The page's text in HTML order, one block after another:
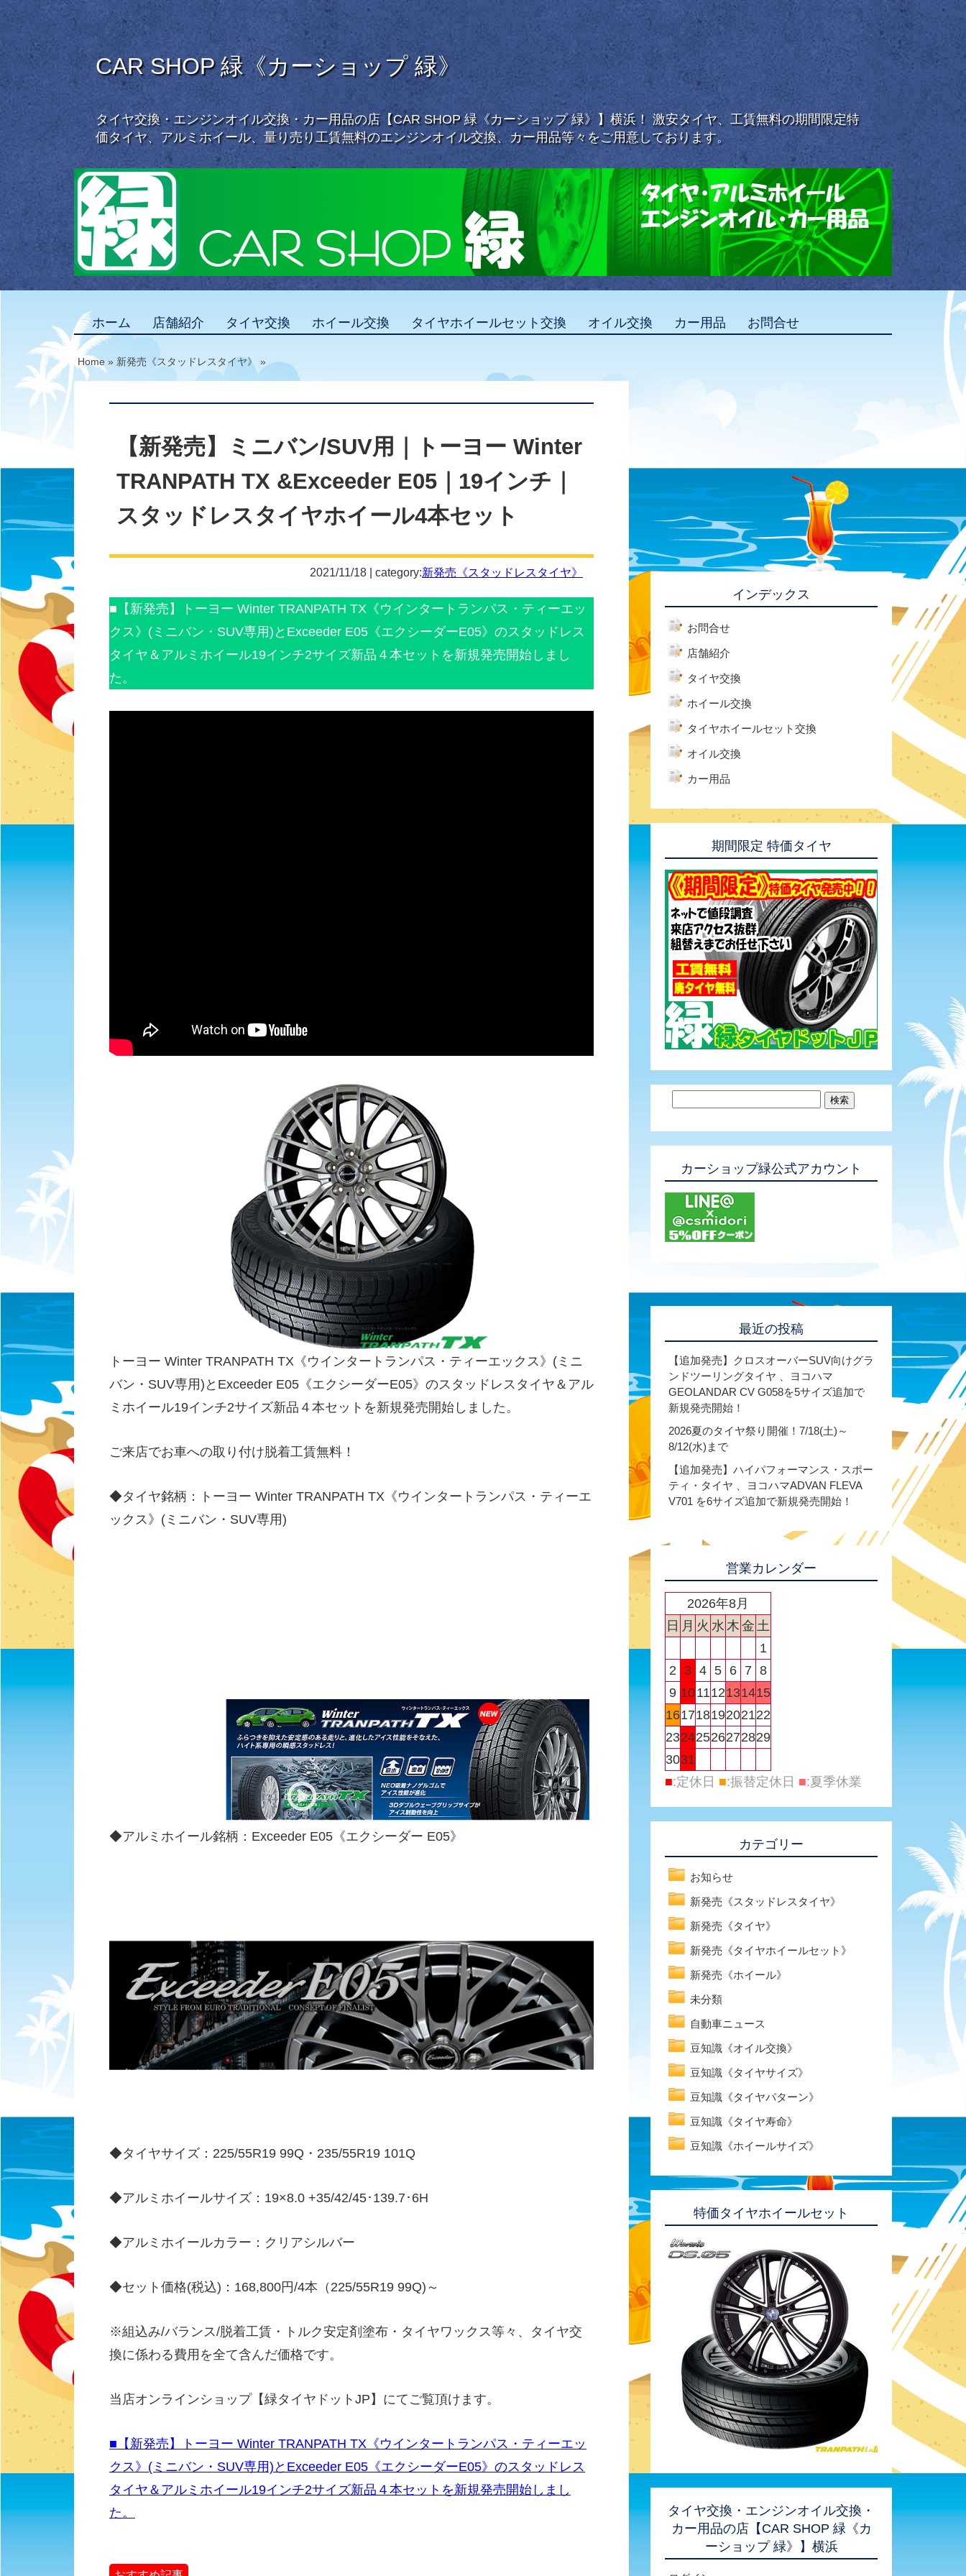
CAR SHOP 緑《カーショップ 緑》
タイヤ交換・エンジンオイル交換・カー用品の店【CAR SHOP 緑《カーショップ 緑》】横浜！ 激安タイヤ、工賃無料の期間限定特
価タイヤ、アルミホイール、量り売り工賃無料のエンジンオイル交換、カー用品等々をご用意しております。
ホーム 店舗紹介 タイヤ交換 ホイール交換 タイヤホイールセット交換 オイル交換 カー用品 お問合せ
Home » 新発売《スタッドレスタイヤ》 »
【新発売】ミニバン/SUV用｜トーヨー Winter
TRANPATH TX &Exceeder E05｜19インチ｜
スタッドレスタイヤホイール4本セット
2021/11/18 | category:新発売《スタッドレスタイヤ》
■【新発売】トーヨー Winter TRANPATH TX《ウインタートランパス・ティーエッ
クス》(ミニバン・SUV専用)とExceeder E05《エクシーダーE05》のスタッドレス
タイヤ＆アルミホイール19インチ2サイズ新品４本セットを新規発売開始しまし
た。
トーヨー Winter TRANPATH TX《ウインタートランパス・ティーエックス》(ミニ
バン・SUV専用)とExceeder E05《エクシーダーE05》のスタッドレスタイヤ＆アル
ミホイール19インチ2サイズ新品４本セットを新規発売開始しました。
ご来店でお車への取り付け脱着工賃無料！
◆タイヤ銘柄：トーヨー Winter TRANPATH TX《ウインタートランパス・ティーエ
ックス》(ミニバン・SUV専用)
◆アルミホイール銘柄：Exceeder E05《エクシーダー E05》
◆タイヤサイズ：225/55R19 99Q・235/55R19 101Q
◆アルミホイールサイズ：19×8.0 +35/42/45･139.7･6H
◆アルミホイールカラー：クリアシルバー
◆セット価格(税込)：168,800円/4本（225/55R19 99Q)～
※組込み/バランス/脱着工賃・トルク安定剤塗布・タイヤワックス等々、タイヤ交
換に係わる費用を全て含んだ価格です。
当店オンラインショップ【緑タイヤドットJP】にてご覧頂けます。
■【新発売】トーヨー Winter TRANPATH TX《ウインタートランパス・ティーエッ
クス》(ミニバン・SUV専用)とExceeder E05《エクシーダーE05》のスタッドレス
タイヤ＆アルミホイール19インチ2サイズ新品４本セットを新規発売開始しまし
た。
インデックス
お問合せ
店舗紹介
タイヤ交換
ホイール交換
タイヤホイールセット交換
オイル交換
カー用品
期間限定 特価タイヤ
カーショップ緑公式アカウント
最近の投稿
【追加発売】クロスオーバーSUV向けグラ
ンドツーリングタイヤ 、ヨコハマ
GEOLANDAR CV G058を5サイズ追加で
新規発売開始！
2026夏のタイヤ祭り開催！7/18(土)～
8/12(水)まで
【追加発売】ハイパフォーマンス・スポー
ティ・タイヤ 、ヨコハマADVAN FLEVA
V701 を6サイズ追加で新規発売開始！
営業カレンダー
2026年8月
日 月 火 水 木 金 土
1
2
3 4 5 6 7 8
9 101112131415
16171819202122
23242526272829
3031
■:定休日 ■:振替定休日 ■:夏季休業
カテゴリー
お知らせ
新発売《スタッドレスタイヤ》
新発売《タイヤ》
新発売《タイヤホイールセット》
新発売《ホイール》
未分類
自動車ニュース
豆知識《オイル交換》
豆知識《タイヤサイズ》
豆知識《タイヤパターン》
豆知識《タイヤ寿命》
豆知識《ホイールサイズ》
特価タイヤホイールセット
タイヤ交換・エンジンオイル交換・
カー用品の店【CAR SHOP 緑《カ
ーショップ 緑》】横浜